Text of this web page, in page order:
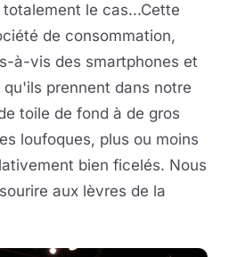
le cas...Cette
de consommation,
à-vis des smartphones et
prennent dans notre
toile de fond à de gros
loufoques, plus ou moins
bien ficelés. Nous
aux lèvres de la